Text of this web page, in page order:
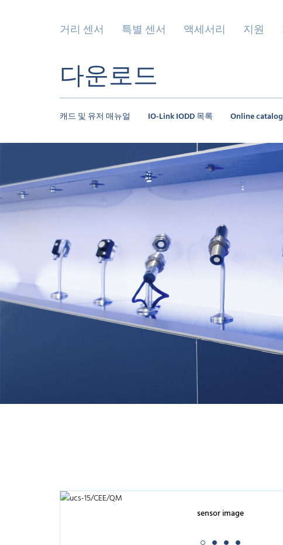
거리 센서 특별 센서 액세서리 지원
다운로드
캐드 및 유저 매뉴얼 IO-Link IODD 목록 Online
sensor image